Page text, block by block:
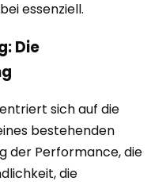
essenziell.
Die
sich auf die
bestehenden
der Performance, die
die